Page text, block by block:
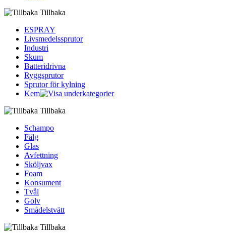
Tillbaka
ESPRAY
Livsmedelssprutor
Industri
Skum
Batteridrivna
Ryggsprutor
Sprutor för kylning
Kem
Tillbaka
Schampo
Fälg
Glas
Avfettning
Sköljvax
Foam
Konsument
Tvål
Golv
Smådelstvätt
Tillbaka